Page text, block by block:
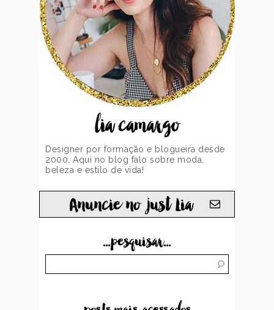
lia camargo
Designer por formação e blogueira desde
2000. Aqui no blog falo sobre moda,
beleza e estilo de vida!
Anuncie no just Lia
...pesquisar...